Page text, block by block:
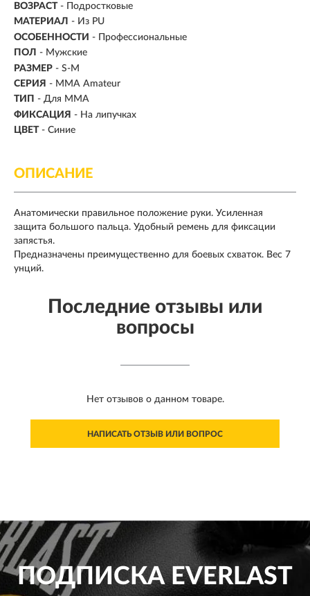
ВОЗРАСТ - Подростковые
МАТЕРИАЛ - Из PU
ОСОБЕННОСТИ - Профессиональные
ПОЛ - Мужские
РАЗМЕР - S-M
СЕРИЯ - MMA Amateur
ТИП - Для MMA
ФИКСАЦИЯ - На липучках
ЦВЕТ - Синие
ОПИСАНИЕ
Анатомически правильное положение руки. Усиленная
защита большого пальца. Удобный ремень для фиксации
запястья.
Предназначены преимущественно для боевых схваток. Вес 7
унций.
Последние отзывы или
вопросы
Нет отзывов о данном товаре.
НАПИСАТЬ ОТЗЫВ ИЛИ ВОПРОС
ПОДПИСКАEVERLAST